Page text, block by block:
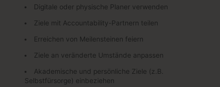
Digitale oder physische Planer verwenden
Ziele mit Accountability-Partnern teilen
Erreichen von Meilensteinen feiern
Ziele an veränderte Umstände anpassen
Akademische und persönliche Ziele (z.B.
Selbstfürsorge) einbeziehen